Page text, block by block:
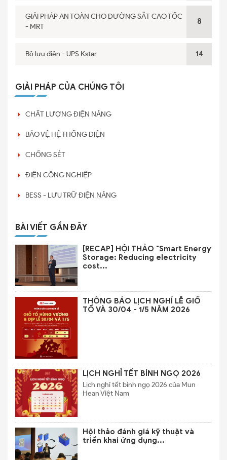
GIẢI PHÁP AN TOÀN CHO ĐƯỜNG SẮT CAO TỐC
- MRT
8
Bộ lưu điện - UPS Kstar 14
GIẢI PHÁP CỦA CHÚNG TÔI
CHẤT LƯỢNG ĐIỆN NĂNG
BẢO VỆ HỆ THỐNG ĐIỆN
CHỐNG SÉT
ĐIỆN CÔNG NGHIỆP
BESS - LƯU TRỮ ĐIỆN NĂNG
BÀI VIẾT GẦN ĐÂY
[RECAP] HỘI THẢO "Smart Energy
Storage: Reducing electricity
cost...
THÔNG BÁO LỊCH NGHỈ LỄ GIỔ
TỔ VÀ 30/04 - 1/5 NĂM 2026
LỊCH NGHỈ TẾT BÍNH NGỌ 2026
Lịch nghỉ tết bính ngọ 2026 của Mun
Hean Việt Nam
Hội thảo đánh giá kỹ thuật và
triển khai ứng dụng...